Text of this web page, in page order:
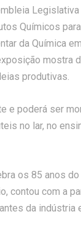
Químicos
da Química
mostra
produtivas.
e poderá ser
no lar, no
os 85 anos
contou com a
da indústria